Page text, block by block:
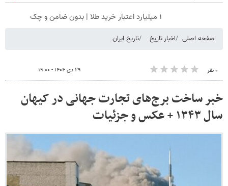
۱ میلیارد اعتبار خرید طلا | بدون ضامن و چک
صفحه اصلی اخبار تاریخ تاریخ ایران
۰ نفر ۲۹ دی ۱۴۰۴ - ۱۹:۰۰
خبر ساخت برج‌های تجارت جهانی در کیهان
سال ۱۳۴۳ + عکس و جزئیات